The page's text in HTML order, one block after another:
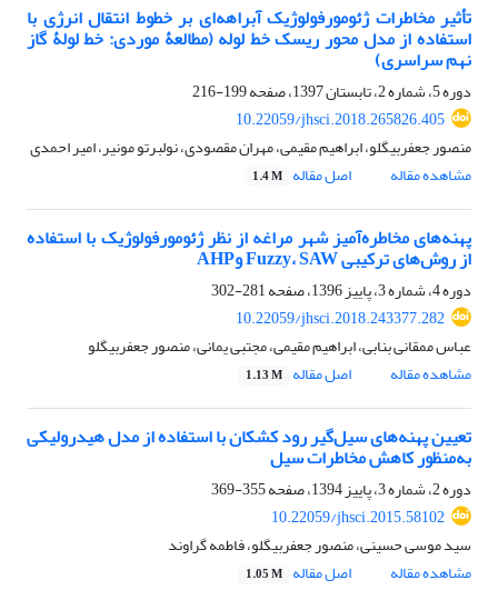
تأثیر مخاطرات ژئومورفولوژیک آبراهه‌ای بر خطوط انتقال انرژی با
استفاده از مدل محور ریسک خط لوله (مطالعۀ موردی: خط لولۀ گاز
نهم سراسری)
دوره 5، شماره 2، تابستان 1397، صفحه
199-216
10.22059/jhsci.2018.265826.405
منصور جعفربیگلو، ابراهیم مقیمی، مهران مقصودی، نولبرتو مونیر، امیر احمدی
مشاهده مقاله
اصل مقاله 1.4 M
پهنه‌های مخاطره‌آمیز شهر مراغه از نظر ژئومورفولوژیک با استفاده
از روش‌های ترکیبی Fuzzy، SAW وAHP
دوره 4، شماره 3، پاییز 1396، صفحه
281-302
10.22059/jhsci.2018.243377.282
عباس ممقانی بنابی، ابراهیم مقیمی، مجتبی یمانی، منصور جعفربیگلو
مشاهده مقاله
اصل مقاله 1.13 M
تعیین پهنه‌های سیل‌گیر رود کشکان با استفاده از مدل هیدرولیکی
به‌منظور کاهش مخاطرات سیل
دوره 2، شماره 3، پاییز 1394، صفحه
355-369
10.22059/jhsci.2015.58102
سید موسی حسینی، منصور جعفربیگلو، فاطمه گراوند
مشاهده مقاله
اصل مقاله 1.05 M